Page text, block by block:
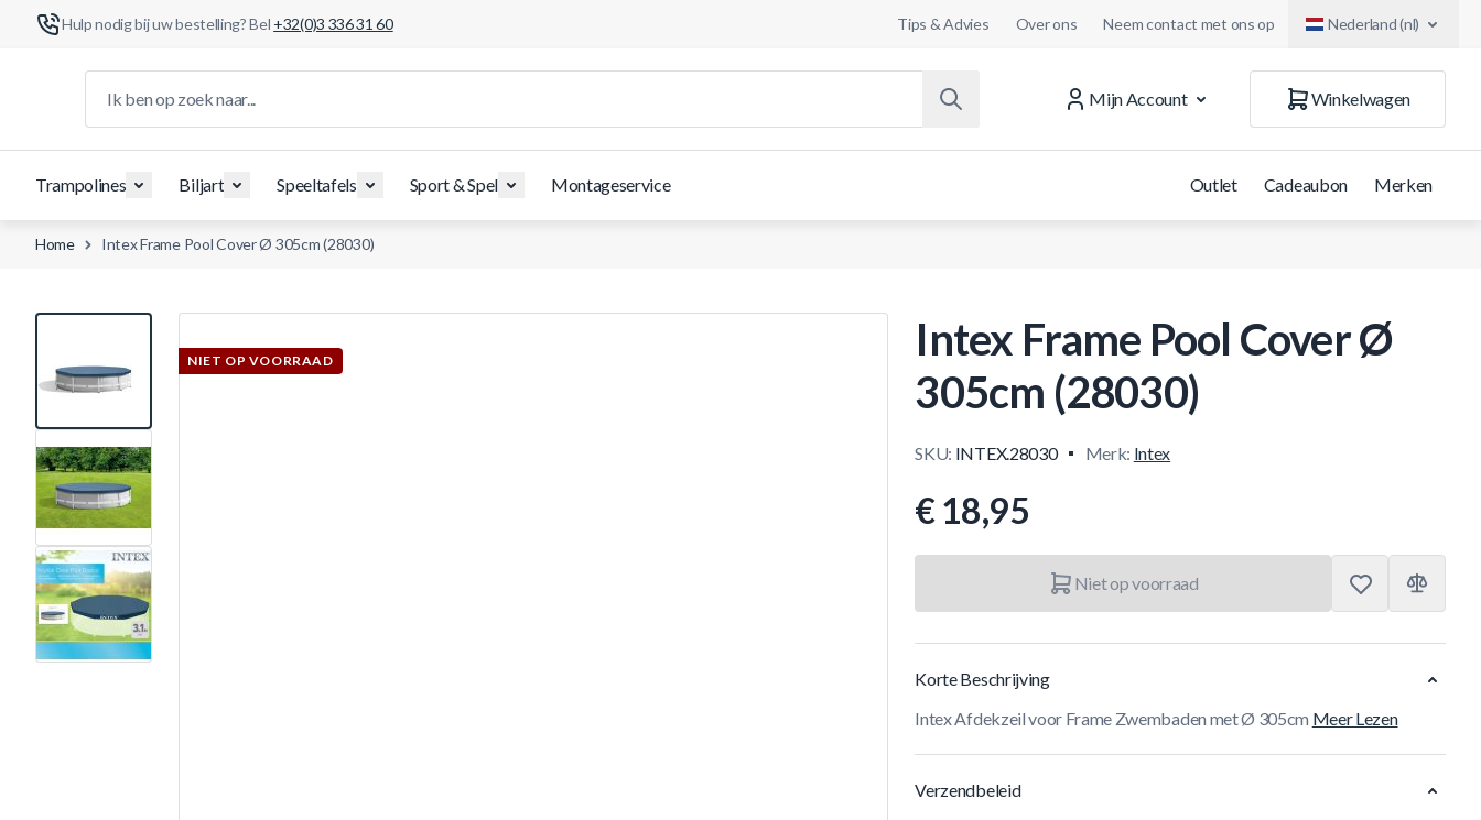
Hulp nodig bij uw bestelling? Bel +32(0)3 336 31 60 Tips & Advies Over ons Neem contact met ons op Nederland (nl)
Mijn Account
Winkelwagen
Trampolines Biljart Speeltafels Sport & Spel Montageservice Outlet Cadeaubon Merken
Home Intex Frame Pool Cover Ø 305cm (28030)
NIET OP VOORRAAD
View larger image
View larger image
Intex Frame Pool Cover Ø
305cm (28030)
SKU: INTEX.28030 Merk: Intex
€ 18,95
Niet op voorraad
Korte Beschrijving
Intex Afdekzeil voor Frame Zwembaden met Ø 305cm Meer Lezen
Verzendbeleid